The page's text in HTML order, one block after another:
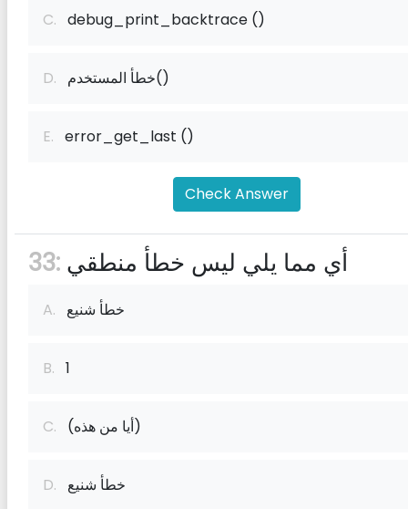
C. debug_print_backtrace ()
D. خطأ المستخدم()
E. error_get_last ()
Check Answer
33: أي مما يلي ليس خطأ منطقي
A. خطأ شنيع
B. 1
C. (أيا من هذه)
D. خطأ شنيع